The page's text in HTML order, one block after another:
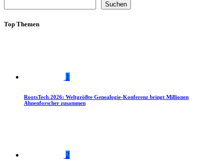
Suchen
Top Themen
1
RootsTech 2026: Weltgrößte Genealogie-Konferenz bringt Millionen
Ahnenforscher zusammen
2